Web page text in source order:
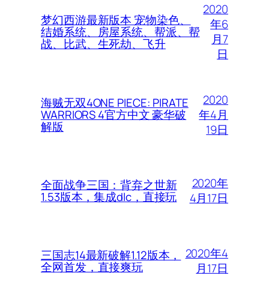
梦幻西游最新版本 宠物染色、
结婚系统、房屋系统、帮派、帮
战、比武、生死劫、飞升
2020
年6
月7
日
海贼无双4ONE PIECE: PIRATE
WARRIORS 4官方中文 豪华破
解版
2020
年4月
19日
全面战争三国：背弃之世新
1.53版本，集成dlc，直接玩
2020年
4月17日
三国志14最新破解1.12版本，
全网首发，直接爽玩
2020年4
月17日